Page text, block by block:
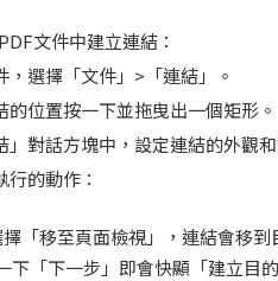
文件中建立連結：
，選擇「文件」>「連結」。
的位置按一下並拖曳出一個矩形。
」對話方塊中，設定連結的外觀和
的動作：
「移至頁面檢視」，連結會移
下「下一步」即會快顯「建立目